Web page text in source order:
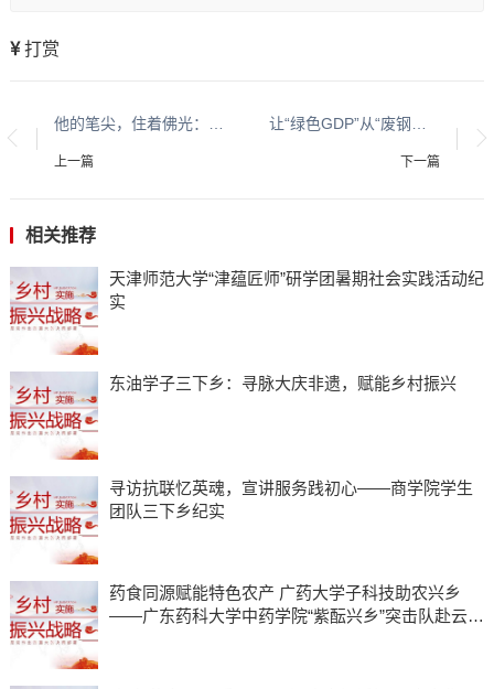
打赏
上一篇 下一篇
相关推荐
天津师范大学“津蕴匠师”研学团暑期社会实践活动纪
实
东油学子三下乡：寻脉大庆非遗，赋能乡村振兴
寻访抗联忆英魂，宣讲服务践初心——商学院学生
团队三下乡纪实
药食同源赋能特色农产 广药大学子科技助农兴乡
——广东药科大学中药学院“紫酝兴乡”突击队赴云浮